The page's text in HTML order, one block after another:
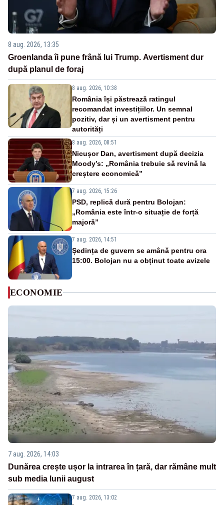
8 aug. 2026, 13:35
Groenlanda îi pune frână lui Trump. Avertisment dur
după planul de foraj
8 aug. 2026, 10:38
România își păstrează ratingul
recomandat investițiilor. Un semnal
pozitiv, dar și un avertisment pentru
autorități
8 aug. 2026, 08:51
Nicușor Dan, avertisment după decizia
Moody’s: „România trebuie să revină la
creștere economică”
7 aug. 2026, 15:26
PSD, replică dură pentru Bolojan:
„România este într-o situație de forță
majoră”
7 aug. 2026, 14:51
Ședința de guvern se amână pentru ora
15:00. Bolojan nu a obținut toate avizele
ECONOMIE
7 aug. 2026, 14:03
Dunărea crește ușor la intrarea în țară, dar rămâne mult
sub media lunii august
7 aug. 2026, 13:02